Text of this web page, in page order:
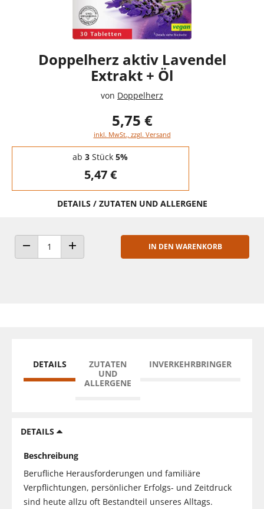
Doppelherz aktiv Lavendel
Extrakt + Öl
von Doppelherz
5,75 €
inkl. MwSt., zzgl. Versand
Staffelpreise - Mengenrabatt
ab 3 Stück 5%
5,47 €
DETAILS / ZUTATEN UND ALLERGENE
ANZAHL VERRINGERNANZAHL ERHÖHEN
IN DEN WARENKORB
DETAILS
ZUTATEN
UND
ALLERGENE
INVERKEHRBRINGER
DETAILS
Beschreibung
Berufliche Herausforderungen und familiäre
Verpflichtungen, persönlicher Erfolgs- und Zeitdruck
sind heute allzu oft Bestandteil unseres Alltags.